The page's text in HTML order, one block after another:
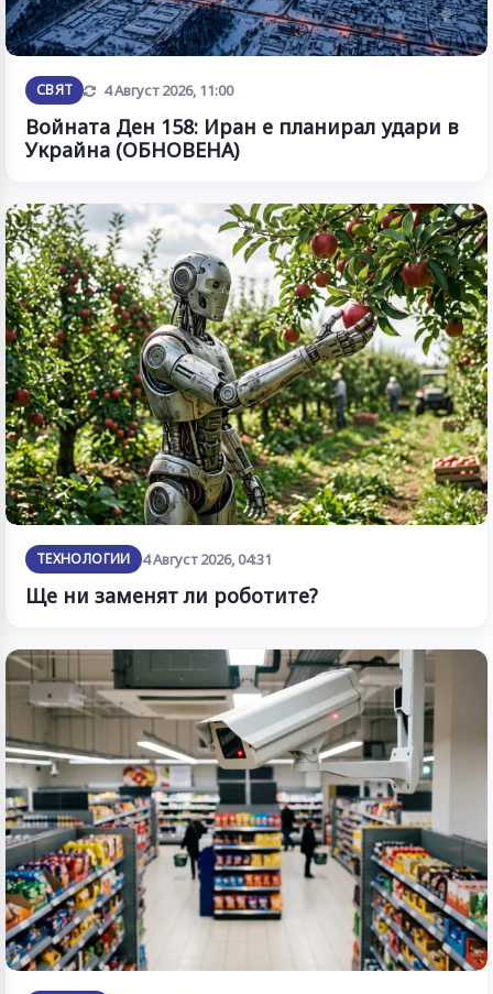
СВЯТ Обновена
4 Август 2026, 11:00
Войната Ден 158: Иран е планирал удари в
Украйна (ОБНОВЕНА)
ТЕХНОЛОГИИ 4 Август 2026, 04:31
Ще ни заменят ли роботите?